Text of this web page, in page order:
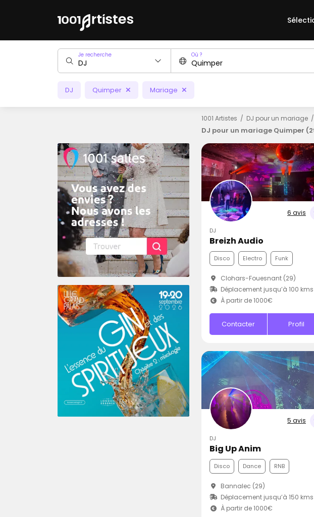
Je recherche Où ?
DJ Quimper Mariage
1001 Artistes DJ pour un mariage
DJ pour un mariage Quimper
6 avis
DJ
Breizh Audio
Disco Electro Funk
Clohars-Fouesnant (29)
Déplacement jusqu’à 100 kms
À partir de 1000€
Contacter Profil
5 avis
DJ
Big Up Anim
Disco Dance RNB
Bannalec (29)
Déplacement jusqu’à 150 kms
À partir de 1000€